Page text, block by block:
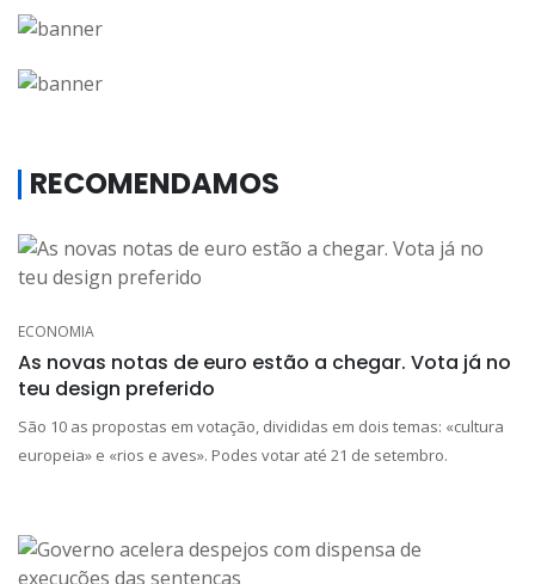
RECOMENDAMOS
ECONOMIA
As novas notas de euro estão a chegar. Vota já no
teu design preferido
São 10 as propostas em votação, divididas em dois temas: «cultura
europeia» e «rios e aves». Podes votar até 21 de setembro.